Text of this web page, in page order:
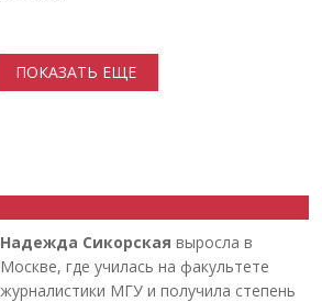
ПОКАЗАТЬ ЕЩЕ
Надежда Сикорская выросла в
Москве, где училась на факультете
журналистики МГУ и получила степень